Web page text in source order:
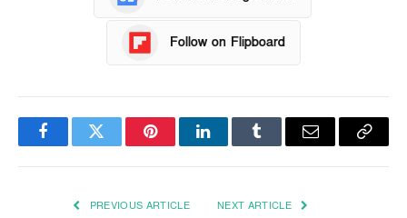
Follow on Flipboard
FacebookTwitter PinterestLinkedInTumblr Email
Copy
PREVIOUS ARTICLE NEXT ARTICLE